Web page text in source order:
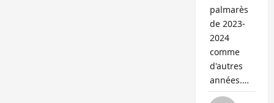
palmarès
de 2023-
2024
comme
d'autres
années.…